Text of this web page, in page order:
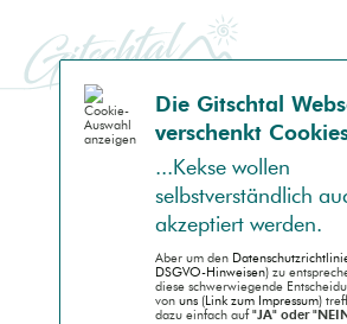
SCHNELLSUCHE
ENDGERÄT
Handheld (PDA)
Die Gitsch­tal
ver­schenkt
...Kek­se wollen
selbst­ver­ständlich
akzep­tiert werden.
Aber um den
DSGVO-Hinweisen) zu
diese schwer­wiegende
von uns (Link zum Impressum)
dazu einfach auf"JA" oder